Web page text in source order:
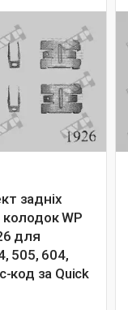
задніх
колодок WP
для
505, 604,
код за Quick